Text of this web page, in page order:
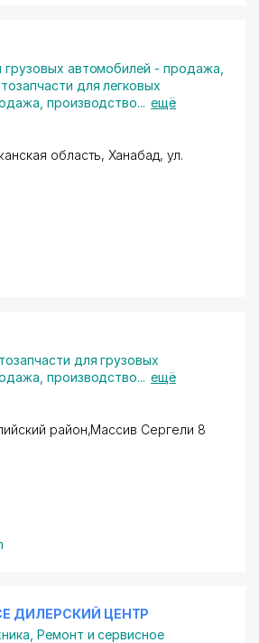
грузовых автомобилей - продажа,
для легковых
производство... ещё
область, Ханабад, ул.
для грузовых
производство... ещё
район,Массив Сергели 8
ДИЛЕРСКИЙ ЦЕНТР
Ремонт и сервисное